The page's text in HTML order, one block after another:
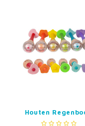
Houten
Maracas